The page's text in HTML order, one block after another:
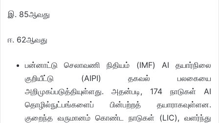
இ. 85ஆவது
ஈ. 62ஆவது
பன்னாட்டு செலாவணி நிதியம் (IMF) AI தயார்நிலை
குறியீட்டு (AIPI) தகவல் பலகையை
அறிமுகப்படுத்தியுள்ளது. அதன்படி, 174 நாடுகள் AI
தொழில்நுட்பங்களைப் பின்பற்றத் தயாராகவுள்ளன.
குறைந்த வருமானம் கொண்ட நாடுகள் (LIC), வளர்ந்து